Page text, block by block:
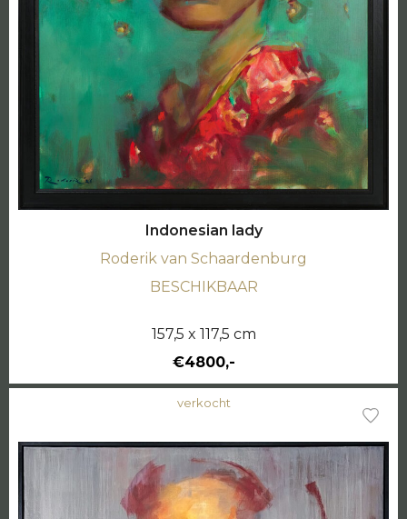
Indonesian lady
Roderik van Schaardenburg
BESCHIKBAAR
157,5 x 117,5 cm
€4800,-
verkocht